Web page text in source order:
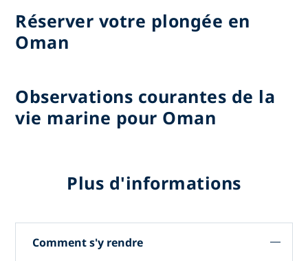
Réserver votre plongée en
Oman
Observations courantes de la
vie marine pour Oman
Plus d'informations
Comment s'y rendre